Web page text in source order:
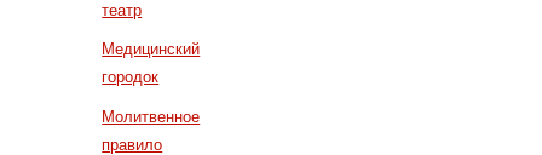
театр
Медицинский
городок
Молитвенное
правило